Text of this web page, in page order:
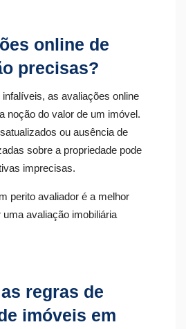
online de
precisas?
as avaliações online
noção do valor de um imóvel.
ou ausência de
sobre a propriedade pode
imprecisas.
perito avaliador é a melhor
avaliação imobiliária
regras de
imóveis em